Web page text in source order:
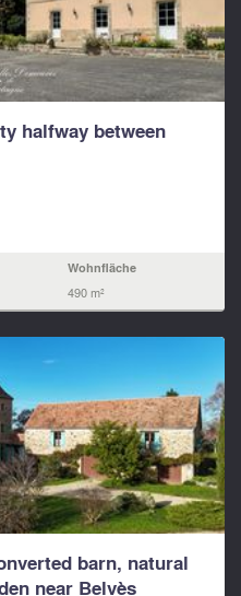
halfway between
Wohnfläche
490 m²
barn, natural
near Belvès